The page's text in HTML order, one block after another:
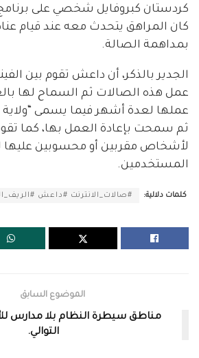
كردستان كبروفايل شخصي على
كان المراهق يتحدث معه عند قيام
بمداهمة الصالة.
الجدير بالذكر، أن داعش تقوم بين
عمل هذه الصالات ثم السماح لها
عملها لعدة أشهر فيما يسمى “ولاية
ثم سمحت بإعادة العمل بها، كما
لأشخاص مقربين أو محسوبين عليها
المستخدمين.
كلمات دلالية: #صالات_الانترنت #داعش
الموضوع السابق
مناطق سيطرة النظام بلا مدارس
التوالي.